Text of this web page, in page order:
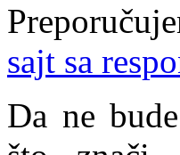
sajt sa
Da ne